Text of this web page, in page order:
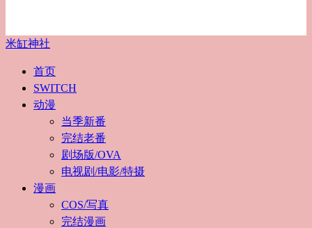
米缸神社
首页
SWITCH
动漫
当季新番
完结老番
剧场版/OVA
电视剧/电影/特摄
漫画
COS/写真
完结漫画